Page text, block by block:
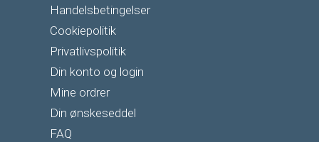
Handelsbetingelser
Cookiepolitik
Privatlivspolitik
Din konto og login
Mine ordrer
Din ønskeseddel
FAQ